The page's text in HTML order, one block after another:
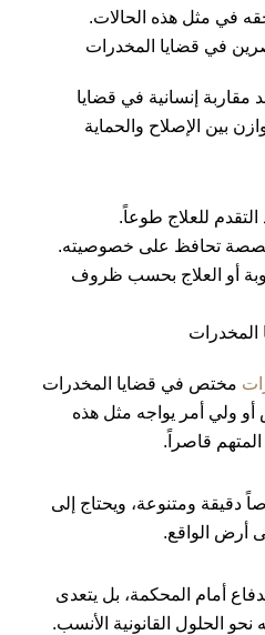
في مثل هذه الحالات.
في قضايا المخدرات
مقاربة إنسانية في قضايا
بين الإصلاح والحماية
للعلاج طوعاً.
تحافظ على خصوصيته.
أو العلاج بحسب ظروف
المخدرات
مختص في قضايا المخدرات
ولي أمر يواجه مثل هذه
قاصراً.
دقيقة ومتنوعة، ويحتاج إلى
أرض الواقع.
أمام المحكمة، بل يتعدى
الحلول القانونية الأنسب.